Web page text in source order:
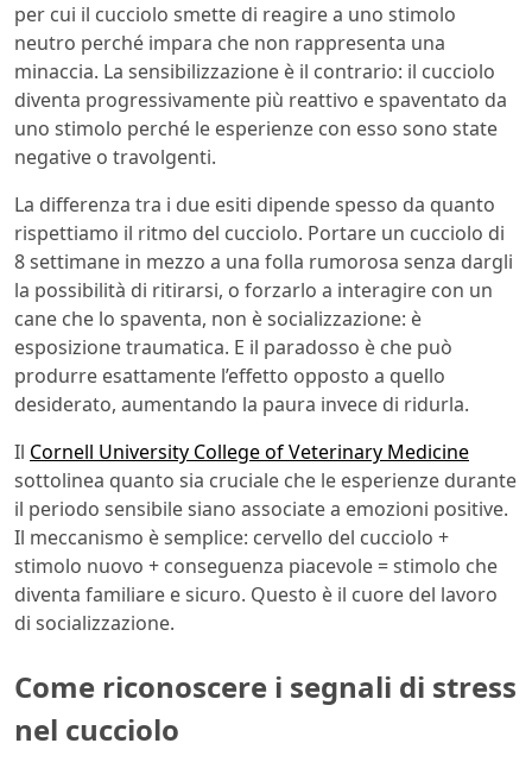
per cui il cucciolo smette di reagire a uno stimolo
neutro perché impara che non rappresenta una
minaccia. La sensibilizzazione è il contrario: il cucciolo
diventa progressivamente più reattivo e spaventato da
uno stimolo perché le esperienze con esso sono state
negative o travolgenti.
La differenza tra i due esiti dipende spesso da quanto
rispettiamo il ritmo del cucciolo. Portare un cucciolo di
8 settimane in mezzo a una folla rumorosa senza dargli
la possibilità di ritirarsi, o forzarlo a interagire con un
cane che lo spaventa, non è socializzazione: è
esposizione traumatica. E il paradosso è che può
produrre esattamente l’effetto opposto a quello
desiderato, aumentando la paura invece di ridurla.
Il Cornell University College of Veterinary Medicine
sottolinea quanto sia cruciale che le esperienze durante
il periodo sensibile siano associate a emozioni positive.
Il meccanismo è semplice: cervello del cucciolo +
stimolo nuovo + conseguenza piacevole = stimolo che
diventa familiare e sicuro. Questo è il cuore del lavoro
di socializzazione.
Come riconoscere i segnali di stress
nel cucciolo